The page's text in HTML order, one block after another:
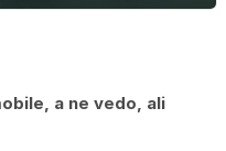
a ne vedo, ali